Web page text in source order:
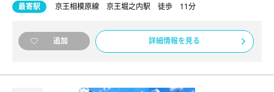
最寄駅 京王相模原線 京王堀之内駅 徒歩 11分
追加 詳細情報を見る